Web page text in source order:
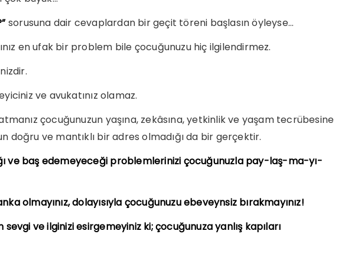
sorusuna dair cevaplardan bir geçit töreni başlasın öyleyse…
en ufak bir problem bile çocuğunuzu hiç ilgilendirmez.
ve avukatınız olamaz.
çocuğunuzun yaşına, zekâsına, yetkinlik ve yaşam tecrübesine
doğru ve mantıklı bir adres olmadığı da bir gerçektir.
ve baş edemeyeceği problemlerinizi çocuğunuzla pay-laş-ma-yı-
olmayınız, dolayısıyla çocuğunuzu ebeveynsiz bırakmayınız!
sevgi ve ilginizi esirgemeyiniz ki; çocuğunuza yanlış kapıları